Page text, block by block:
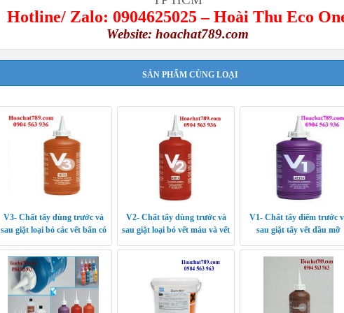
Hotline/ Zalo: 0904625025 – Hoài Thu Eco
Website: hoachat789.com
SẢN PHẨM CÙNG LOẠI
V3- Chất tẩy dùng trước và
sau giặt loại bỏ các vết bẩn có
V2- Chất tẩy dùng trước và
sau giặt loại bỏ vết máu và vết
V1- Chất tẩy điểm trước
sau giặt tẩy vết dầu mỡ